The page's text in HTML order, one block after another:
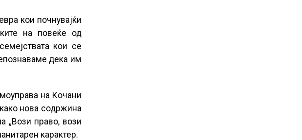
кои почнувајќи
на повеќе од
кои се
дека им
на Кочани
нова содржина
„Вози право, вози
карактер.